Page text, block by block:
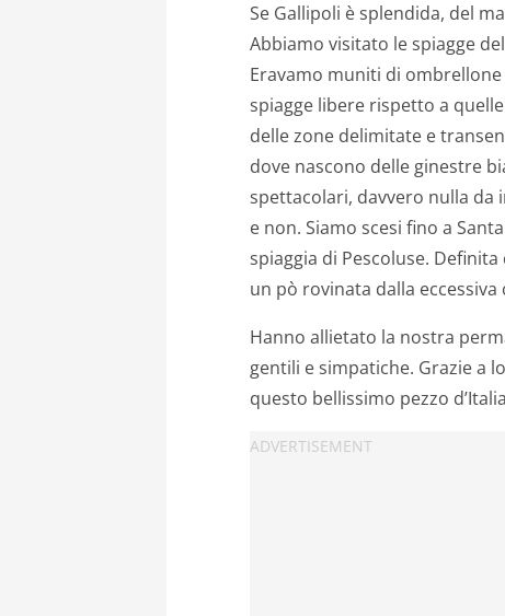
Se Gallipoli è splendida, del
Abbiamo visitato le spiagge
Eravamo muniti di
spiagge libere rispetto a
delle zone delimitate e
dove nascono delle ginestre
spettacolari, davvero nulla da
e non. Siamo scesi fino a
spiaggia di Pescoluse.
un pò rovinata dalla
Hanno allietato la nostra
gentili e simpatiche. Grazie a
questo bellissimo pezzo